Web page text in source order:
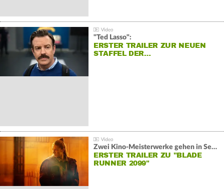
"Ted Lasso":
ERSTER TRAILER ZUR NEUEN
STAFFEL DER…
Zwei Kino-Meisterwerke gehen in Serie:
ERSTER TRAILER ZU "BLADE
RUNNER 2099"